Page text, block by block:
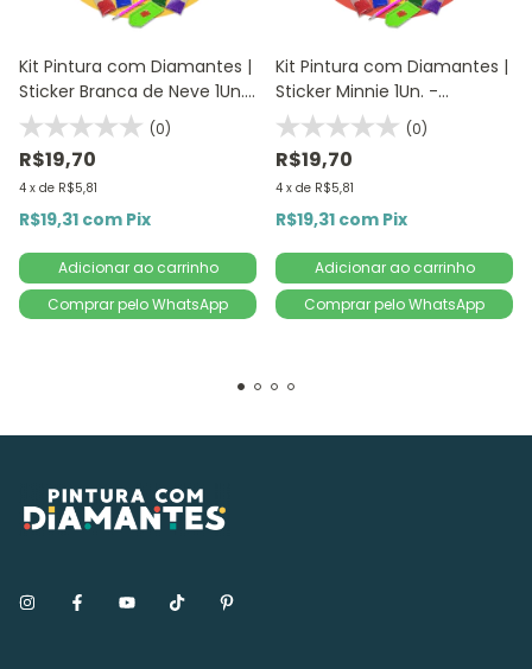
Kit Pintura com Diamantes |
Sticker Branca de Neve 1Un.
- Diamante Redondo |
Diamond Painting 5D DIY
(0)
R$19,70
4 x de R$5,81
R$19,31 com Pix
Comprar pelo WhatsApp
Kit Pintura com Diamantes |
Sticker Minnie 1Un. -
Diamante Redondo |
Diamond Painting 5D DIY
(0)
R$19,70
4 x de R$5,81
R$19,31 com Pix
Comprar pelo WhatsApp